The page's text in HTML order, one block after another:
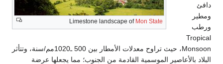
Limestone landscape of Mon State
دافئ
ومطير
ورطب
Tropical
Monsoon، حيث تراوح معدلات الأمطار بين 500 ـ1020مم/سنة، وتتأثر
البلاد بالأعاصير الموسمية القادمة من الجنوب؛ مما يجعلها عرضة